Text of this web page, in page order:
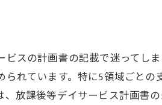
ビスの計画書の記載で迷ってし
られています。特に5領域ごと
、放課後等デイサービス計画書